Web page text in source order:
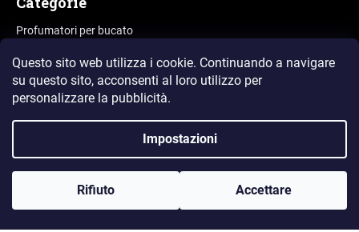
Questo sito web utilizza i cookie. Continuando a navigare
su questo sito, acconsenti al loro utilizzo per
personalizzare la pubblicità.
Impostazioni
Rifiuto Accettare
Profumatori per bucato
Profumi per la casa
Cartellini profumati
Profumi
Bagnoschiuma
Asciugamani